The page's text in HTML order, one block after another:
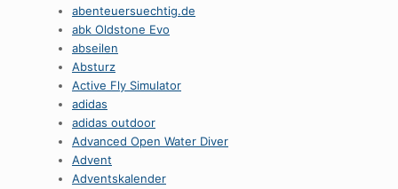
abenteuersuechtig.de
abk Oldstone Evo
abseilen
Absturz
Active Fly Simulator
adidas
adidas outdoor
Advanced Open Water Diver
Advent
Adventskalender